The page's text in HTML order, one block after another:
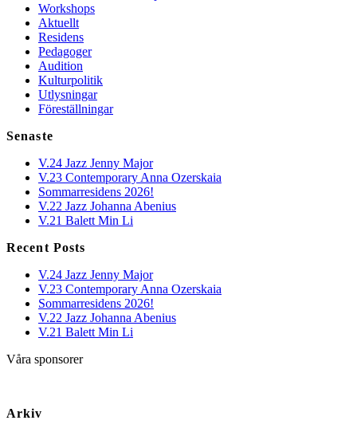
Workshops
Aktuellt
Residens
Pedagoger
Audition
Kulturpolitik
Utlysningar
Föreställningar
Senaste
V.24 Jazz Jenny Major
V.23 Contemporary Anna Ozerskaia
Sommarresidens 2026!
V.22 Jazz Johanna Abenius
V.21 Balett Min Li
Recent Posts
V.24 Jazz Jenny Major
V.23 Contemporary Anna Ozerskaia
Sommarresidens 2026!
V.22 Jazz Johanna Abenius
V.21 Balett Min Li
Våra sponsorer
Arkiv